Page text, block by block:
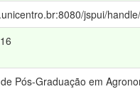
jspui/
Pós-Graduação em